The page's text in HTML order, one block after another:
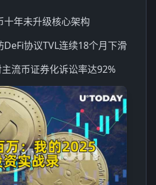
十年未升级核心架构
DeFi协议TVL连续18个月下滑
主流币证券化诉讼率达92%